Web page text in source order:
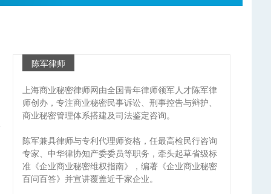
陈军律师
上海商业秘密律师网由全国青年律师领军人才陈军律
师创办，专注商业秘密民事诉讼、刑事控告与辩护、
商业秘密管理体系搭建及司法鉴定咨询。
陈军兼具律师与专利代理师资格，任最高检民行咨询
专家、中华律协知产委委员等职务，牵头起草省级标
准《企业商业秘密维权指南》，编著《企业商业秘密
百问百答》并宣讲覆盖近千家企业。